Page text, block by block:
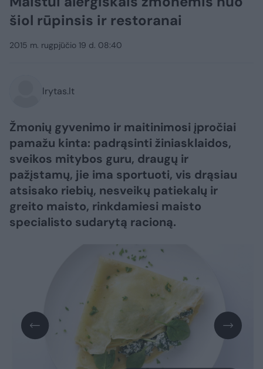
šiol rūpinsis ir restoranai
2015 m. rugpjūčio 19 d. 08:40
lrytas.lt
Žmonių gyvenimo ir maitinimosi įpročiai
pamažu kinta: padrąsinti žiniasklaidos,
sveikos mitybos guru, draugų ir
pažįstamų, jie ima sportuoti, vis drąsiau
atsisako riebių, nesveikų patiekalų ir
greito maisto, rinkdamiesi maisto
specialisto sudarytą racioną.